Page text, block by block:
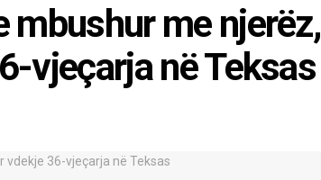
mbushur me njerëz,
vjeçarja në Teksas